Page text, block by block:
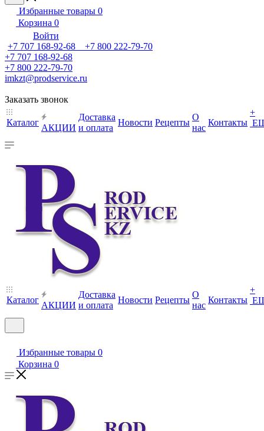
Избранные товары 0
Корзина 0
Войти
+7 707 168-92-68 +7 800 222-79-70
+7 707 168-92-68
+7 800 222-79-70
imkzt@prodservice.ru
Заказать звонок
Каталог
АКЦИИ
Доставка
и оплата
Новости Рецепты
О
нас
Контакты
+
Каталог
АКЦИИ
Доставка
и оплата
Новости Рецепты
О
нас
Контакты
+
Избранные товары 0
Корзина 0